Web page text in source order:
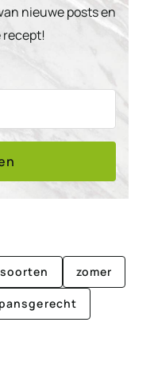
nieuwe posts en
recept!
zomer